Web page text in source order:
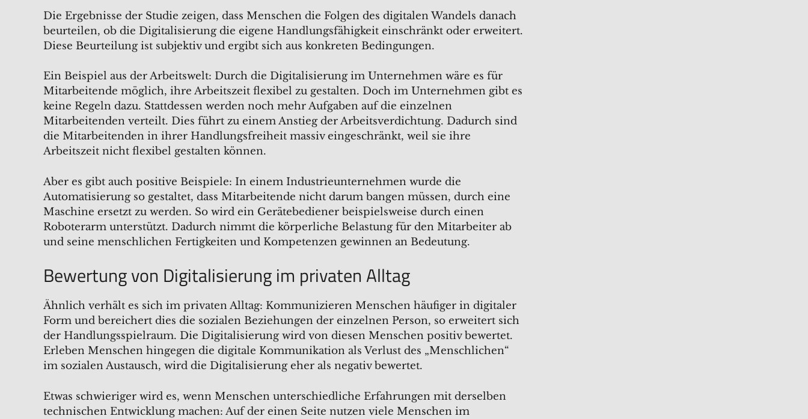
Die Ergebnisse der Studie zeigen, dass Menschen die Folgen des digitalen Wandels danach
beurteilen, ob die Digitalisierung die eigene Handlungsfähigkeit einschränkt oder erweitert.
Diese Beurteilung ist subjektiv und ergibt sich aus konkreten Bedingungen.
Ein Beispiel aus der Arbeitswelt: Durch die Digitalisierung im Unternehmen wäre es für
Mitarbeitende möglich, ihre Arbeitszeit flexibel zu gestalten. Doch im Unternehmen gibt es
keine Regeln dazu. Stattdessen werden noch mehr Aufgaben auf die einzelnen
Mitarbeitenden verteilt. Dies führt zu einem Anstieg der Arbeitsverdichtung. Dadurch sind
die Mitarbeitenden in ihrer Handlungsfreiheit massiv eingeschränkt, weil sie ihre
Arbeitszeit nicht flexibel gestalten können.
Aber es gibt auch positive Beispiele: In einem Industrieunternehmen wurde die
Automatisierung so gestaltet, dass Mitarbeitende nicht darum bangen müssen, durch eine
Maschine ersetzt zu werden. So wird ein Gerätebediener beispielsweise durch einen
Roboterarm unterstützt. Dadurch nimmt die körperliche Belastung für den Mitarbeiter ab
und seine menschlichen Fertigkeiten und Kompetenzen gewinnen an Bedeutung.
Bewertung von Digitalisierung im privaten Alltag
Ähnlich verhält es sich im privaten Alltag: Kommunizieren Menschen häufiger in digitaler
Form und bereichert dies die sozialen Beziehungen der einzelnen Person, so erweitert sich
der Handlungsspielraum. Die Digitalisierung wird von diesen Menschen positiv bewertet.
Erleben Menschen hingegen die digitale Kommunikation als Verlust des „Menschlichen“
im sozialen Austausch, wird die Digitalisierung eher als negativ bewertet.
Etwas schwieriger wird es, wenn Menschen unterschiedliche Erfahrungen mit derselben
technischen Entwicklung machen: Auf der einen Seite nutzen viele Menschen im